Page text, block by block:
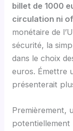
billet de 1000
circulation ni
monétaire de
sécurité, la
dans le choix
euros. Émettre
présenterait
Premièrement,
potentiellement